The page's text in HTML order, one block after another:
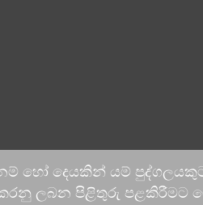
හෝ දෙයකින් යම්
ලබන පිළිතුරු පළකිරීමට